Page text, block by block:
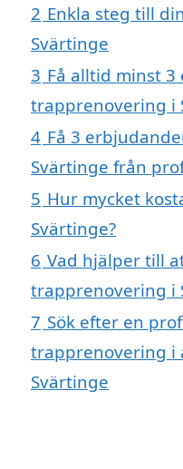
2 Enkla steg till
Svärtinge
3 Få alltid minst
trapprenovering i
4 Få 3
Svärtinge från
5 Hur mycket
Svärtinge?
6 Vad hjälper till
trapprenovering i
7 Sök efter en
trapprenovering i
Svärtinge